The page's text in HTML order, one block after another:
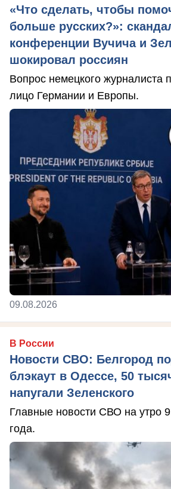
«Что сделать, чтобы
больше русских?»:
конференции Вучича и
шокировал россиян
Вопрос немецкого журналиста
лицо Германии и Европы.
09.08.2026
В России
Новости СВО: Белгород
блэкаут в Одессе, 50
напугали Зеленского
Главные новости СВО на утро 9
года.